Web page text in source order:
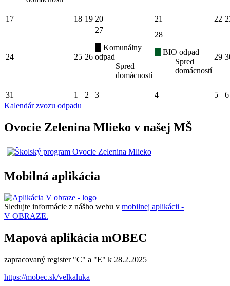
17 18 19 20 21 22
24 25 26
27
Komunálny
odpad
Spred
domácností
28
BIO odpad
Spred
domácností
29
31 1 2 3 4 5
6
Kalendár zvozu odpadu
Ovocie Zelenina Mlieko v našej MŠ
Mobilná aplikácia
Sledujte informácie z nášho webu v mobilnej aplikácii -
V OBRAZE.
Mapová aplikácia mOBEC
zapracovaný register "C" a "E" k 28.2.2025
https://mobec.sk/velkaluka